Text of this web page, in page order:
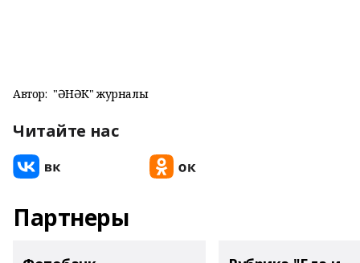
Автор: "ҺӘНӘК" журналы
Читайте нас
Партнеры